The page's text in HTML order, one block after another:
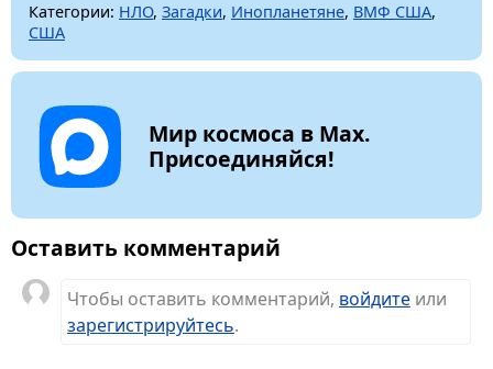
Категории: НЛО, Загадки, Инопланетяне, ВМФ США,
США
Мир космоса в Max.
Присоединяйся!
Оставить комментарий
Чтобы оставить комментарий, войдите или
зарегистрируйтесь.